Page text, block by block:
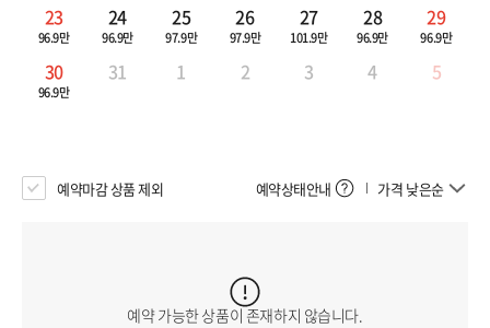
23
96.9만
24
96.9만
25
97.9만
26
97.9만
27
101.9만
28
96.9만
29
96.9만
30
96.9만
31 1 2 3 4 5
예약마감 상품 제외 예약상태안내 가격 낮은순
예약 가능한 상품이 존재하지 않습니다.